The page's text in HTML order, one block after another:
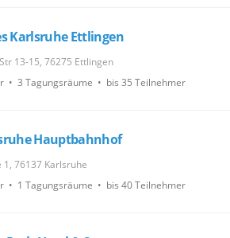
Karlsruhe Ettlingen
13-15, 76275 Ettlingen
• 3 Tagungsräume • bis 35 Teilnehmer
Hauptbahnhof
1, 76137 Karlsruhe
• 1 Tagungsräume • bis 40 Teilnehmer